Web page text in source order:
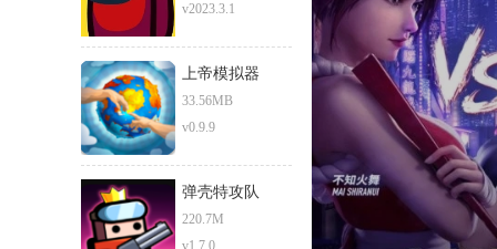
v2023.3.1
上帝模拟器
33.56MB
v0.9.9
弹壳特攻队
220.7M
v1.7.0